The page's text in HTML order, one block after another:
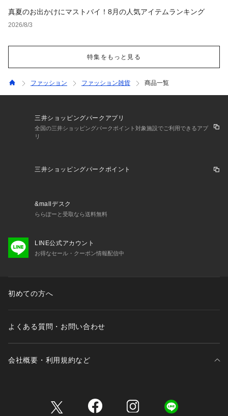
真夏のお出かけにマストバイ！8月の人気アイテムランキング
2026/8/3
特集をもっと見る
ファッション ファッション雑貨 商品一覧
三井ショッピングパークアプリ
全国の三井ショッピングパークポイント対象施設でご利用できるアプ
リ
三井ショッピングパークポイント
&mallデスク
ららぽーと受取なら送料無料
LINE公式アカウント
お得なセール・クーポン情報配信中
初めての方へ
よくある質問・お問い合わせ
会社概要・利用規約など